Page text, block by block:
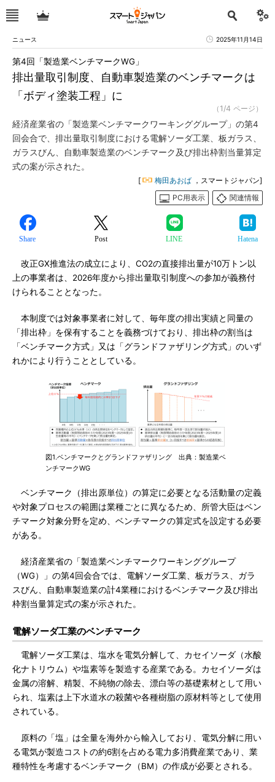
ニュース 2025年11月14日
排出量取引制度、自動車製造業のベンチマークは
「ボディ塗装工程」に
第4回「製造業ベンチマークWG」
（1/4 ページ）
経済産業省の「製造業ベンチマークワーキンググループ」の第4
回会合で、排出量取引制度における電解ソーダ工業、板ガラス、
ガラスびん、自動車製造業のベンチマーク及び排出枠割当量算定
式の案が示された。
[ 梅田あおば ，スマートジャパン]
PC用表示
関連情報
Share Post LINE Hatena
改正GX推進法の成立により、CO2の直接排出量が10万トン以
上の事業者は、2026年度から排出量取引制度への参加が義務付
けられることとなった。
本制度では対象事業者に対して、毎年度の排出実績と同量の
「排出枠」を保有することを義務づけており、排出枠の割当は
「ベンチマーク方式」又は「グランドファザリング方式」のいず
れかにより行うこととしている。
図1.ベンチマークとグランドファザリング 出典：製造業ベ
ンチマークWG
ベンチマーク（排出原単位）の算定に必要となる活動量の定義
や対象プロセスの範囲は業種ごとに異なるため、所管大臣はベン
チマーク対象分野を定め、ベンチマークの算定式を設定する必要
がある。
経済産業省の「製造業ベンチマークワーキンググループ
（WG）」の第4回会合では、電解ソーダ工業、板ガラス、ガラ
スびん、自動車製造業の計4業種におけるベンチマーク及び排出
枠割当量算定式の案が示された。
電解ソーダ工業のベンチマーク
電解ソーダ工業は、塩水を電気分解して、カセイソーダ（水酸
化ナトリウム）や塩素等を製造する産業である。カセイソーダは
金属の溶解、精製、不純物の除去、漂白等の基礎素材として用い
られ、塩素は上下水道水の殺菌や各種樹脂の原材料等として使用
されている。
原料の「塩」は全量を海外から輸入しており、電気分解に用い
る電気が製造コストの約6割を占める電力多消費産業であり、業
種特性を考慮するベンチマーク（BM）の作成が必要とされる。